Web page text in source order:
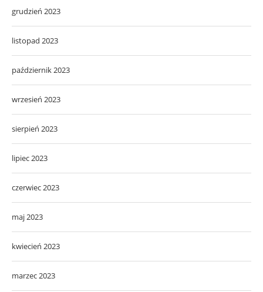
grudzień 2023
listopad 2023
październik 2023
wrzesień 2023
sierpień 2023
lipiec 2023
czerwiec 2023
maj 2023
kwiecień 2023
marzec 2023